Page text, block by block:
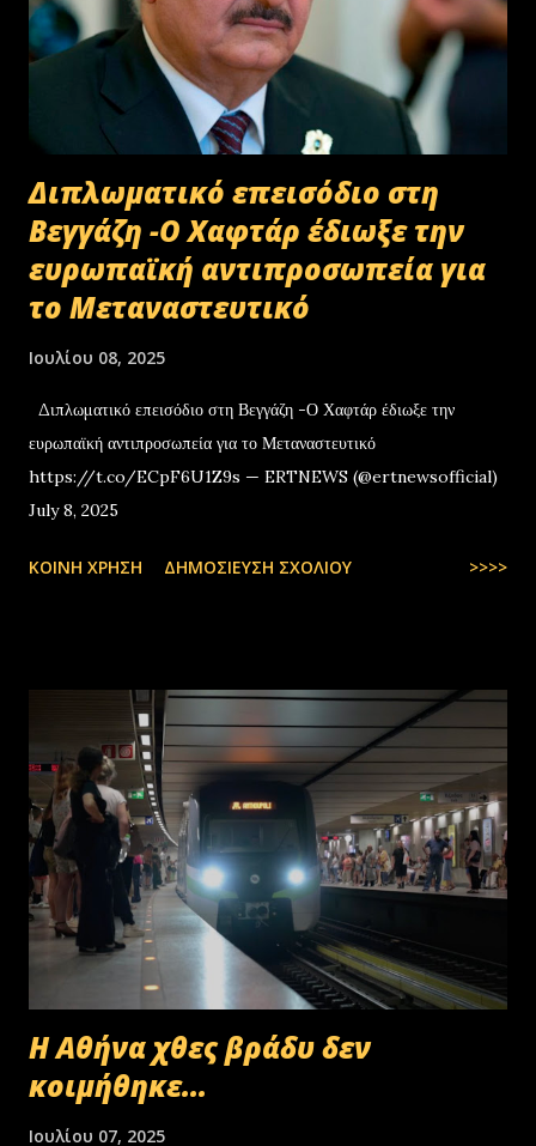
Διπλωματικό επεισόδιο στη
Βεγγάζη -Ο Χαφτάρ έδιωξε την
ευρωπαϊκή αντιπροσωπεία για
το Μεταναστευτικό
Ιουλίου 08, 2025
Διπλωματικό επεισόδιο στη Βεγγάζη -Ο Χαφτάρ έδιωξε την
ευρωπαϊκή αντιπροσωπεία για το Μεταναστευτικό
https://t.co/ECpF6U1Z9s — ERTNEWS (@ertnewsofficial)
July 8, 2025
ΚΟΙΝΉ ΧΡΉΣΗ ΔΗΜΟΣΊΕΥΣΗ ΣΧΟΛΊΟΥ >>>>
Η Αθήνα χθες βράδυ δεν
κοιμήθηκε...
Ιουλίου 07, 2025